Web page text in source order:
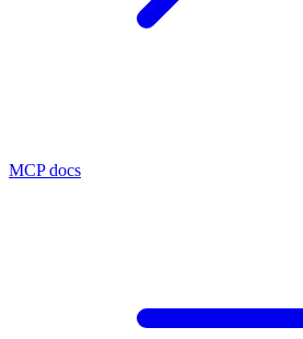
MCP docs